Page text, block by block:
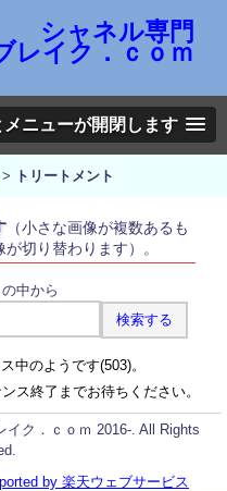
シャネル専門
レイク．ｃｏｍ
（小さな画像が複数あるも
切り替わります）。
中から
中のようです(503)。
ス終了までお待ちください。
> トリートメント
メニューが開閉します
ク．ｃｏｍ 2016-. All Rights
by 楽天ウェブサービス